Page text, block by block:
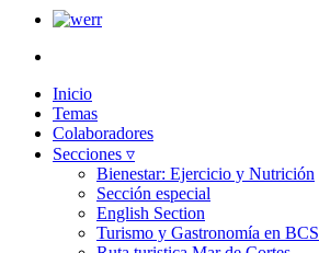
Inicio
Temas
Colaboradores
Secciones ▿
Bienestar: Ejercicio y Nutrición
Sección especial
English Section
Turismo y Gastronomía en BCS